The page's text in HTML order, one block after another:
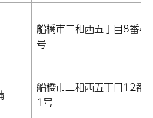
船橋市二和西五丁目8番43
号
船橋市二和西五丁目12番1
1号